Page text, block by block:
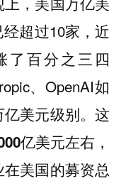
超过10家，近
了百分之三四
、OpenAI如
美元级别。这
亿美元左右，
美国的募资总